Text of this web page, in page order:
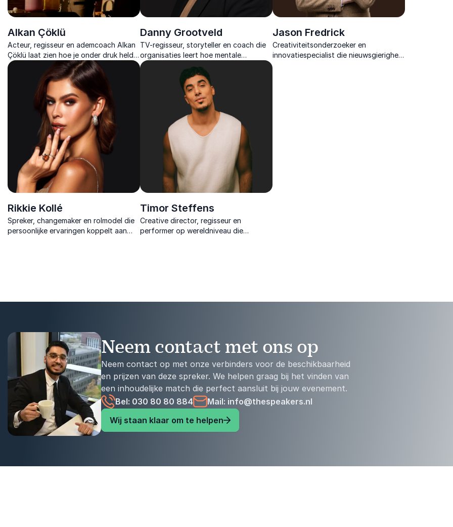
Alkan Çöklü
Acteur, regisseur en ademcoach Alkan
Çöklü laat zien hoe je onder druk helder
blijft, spanning loslaat en leiding neemt
vanuit rust en bewustzijn.
Danny Grootveld
TV-regisseur, storyteller en coach die
organisaties leert hoe mentale
veerkracht, autonomie en focus
ontstaat door bewust leiderschap en
persoonlijke regie.
Jason Fredrick
Creativiteitsonderzoeker en
innovatiespecialist die nieuwsgierigheid
inzet als krachtige brandstof voor
Rikkie Kollé
Spreker, changemaker en rolmodel die
persoonlijke ervaringen koppelt aan
Timor Steffens
Creative director, regisseur en
performer op wereldniveau die
Neem contact met ons op
Neem contact op met onze verbinders voor de beschikbaarheid
en prijzen van deze spreker. We helpen graag bij het vinden van
een inhoudelijke match die perfect aansluit bij jouw evenement.
Bel: 030 80 80 884
Mail: info@thespeakers.nl
Wij staan klaar om te helpen